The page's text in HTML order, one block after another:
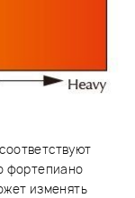
фортепиано
изменять